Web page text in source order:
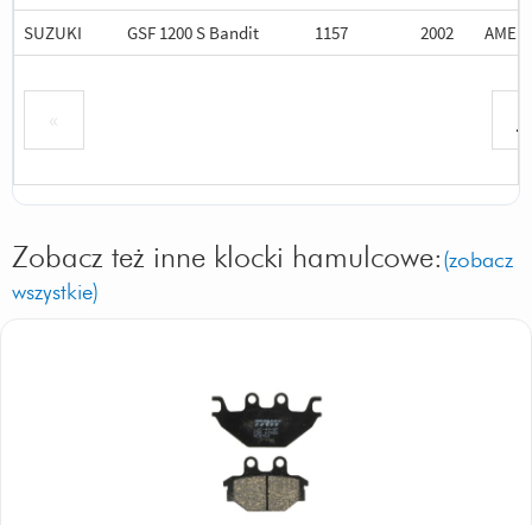
SUZUKI
GSF 1200 S Bandit 1157 2002
«
Zobacz też inne klocki hamulcowe: (zobacz
wszystkie)